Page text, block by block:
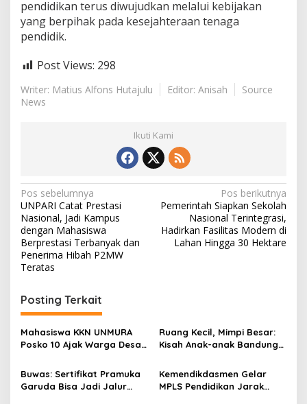
pendidikan terus diwujudkan melalui kebijakan
yang berpihak pada kesejahteraan tenaga
pendidik.
Post Views: 298
Writer: Matius Alfons Hutajulu Editor: Anisah
Source
News
Ikuti Kami
N
a
v
i
g
a
s
i
p
o
s
Pos sebelumnya
UNPARI Catat Prestasi
Nasional, Jadi Kampus
dengan Mahasiswa
Berprestasi Terbanyak dan
Penerima Hibah P2MW
Teratas
Pos berikutnya
Pemerintah Siapkan Sekolah
Nasional Terintegrasi,
Hadirkan Fasilitas Modern di
Lahan Hingga 30 Hektare
Posting Terkait
Mahasiswa KKN UNMURA
Posko 10 Ajak Warga Desa
Digital
Ruang Kecil, Mimpi Besar:
Kisah Anak-anak Bandung
Lewat Literasi
Buwas: Sertifikat Pramuka
Garuda Bisa Jadi Jalur
Kemendikdasmen Gelar
MPLS Pendidikan Jarak